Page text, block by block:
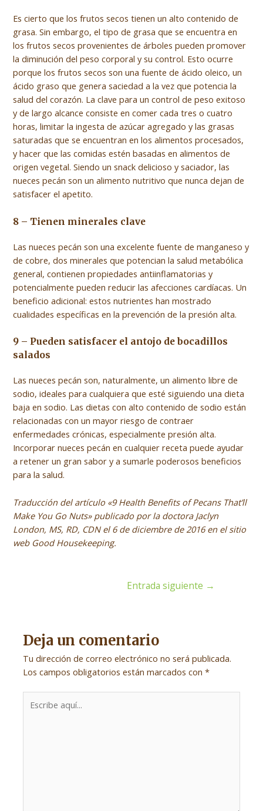
Es cierto que los frutos secos tienen un alto contenido de
grasa. Sin embargo, el tipo de grasa que se encuentra en
los frutos secos provenientes de árboles pueden promover
la diminución del peso corporal y su control. Esto ocurre
porque los frutos secos son una fuente de ácido oleico, un
ácido graso que genera saciedad a la vez que potencia la
salud del corazón. La clave para un control de peso exitoso
y de largo alcance consiste en comer cada tres o cuatro
horas, limitar la ingesta de azúcar agregado y las grasas
saturadas que se encuentran en los alimentos procesados,
y hacer que las comidas estén basadas en alimentos de
origen vegetal. Siendo un snack delicioso y saciador, las
nueces pecán son un alimento nutritivo que nunca dejan de
satisfacer el apetito.
8 – Tienen minerales clave
Las nueces pecán son una excelente fuente de manganeso y
de cobre, dos minerales que potencian la salud metabólica
general, contienen propiedades antiinflamatorias y
potencialmente pueden reducir las afecciones cardíacas. Un
beneficio adicional: estos nutrientes han mostrado
cualidades específicas en la prevención de la presión alta.
9 – Pueden satisfacer el antojo de bocadillos
salados
Las nueces pecán son, naturalmente, un alimento libre de
sodio, ideales para cualquiera que esté siguiendo una dieta
baja en sodio. Las dietas con alto contenido de sodio están
relacionadas con un mayor riesgo de contraer
enfermedades crónicas, especialmente presión alta.
Incorporar nueces pecán en cualquier receta puede ayudar
a retener un gran sabor y a sumarle poderosos beneficios
para la salud.
Traducción del artículo «9 Health Benefits of Pecans That’ll
Make You Go Nuts» publicado por la doctora Jaclyn
London, MS, RD, CDN el 6 de diciembre de 2016 en el sitio
web Good Housekeeping.
Entrada siguiente →
Deja un comentario
Tu dirección de correo electrónico no será publicada.
Los campos obligatorios están marcados con*
aquí...